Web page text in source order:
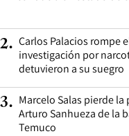
2. Carlos Palacios rompe
investigación por
detuvieron a su suegro
3. Marcelo Salas pierde
Arturo Sanhueza de la
Temuco